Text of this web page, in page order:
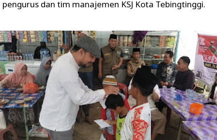
pengurus dan tim manajemen KSJ Kota Tebingtinggi.